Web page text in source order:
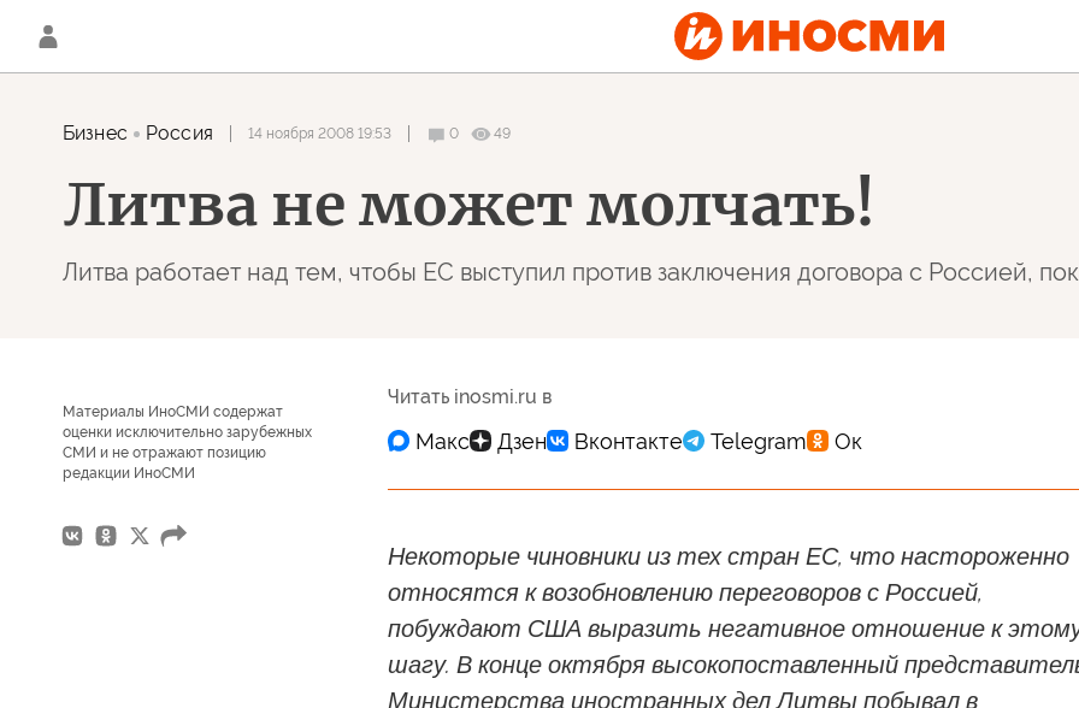
Бизнес Россия 14 ноября 2008 19:53 0 49
Литва не может молчать!
Литва работает над тем, чтобы ЕС выступил против заключения договора с Россией,
Материалы ИноСМИ содержат
оценки исключительно зарубежных
СМИ и не отражают позицию
редакции ИноСМИ
Читать inosmi.ru в
Некоторые чиновники из тех стран ЕС, что настороженно
относятся к возобновлению переговоров с Россией,
побуждают США выразить негативное отношение к
шагу. В конце октября высокопоставленный
Министерства иностранных дел Литвы побывал в